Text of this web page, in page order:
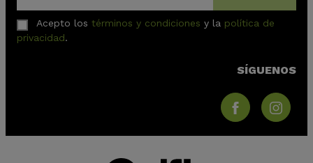
Acepto los términos y condiciones y la política de
privacidad.
SÍGUENOS